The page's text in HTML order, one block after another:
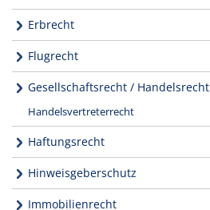
Erbrecht
Flugrecht
Gesellschaftsrecht / Handelsrecht
Handelsvertreterrecht
Haftungsrecht
Hinweisgeberschutz
Immobilienrecht